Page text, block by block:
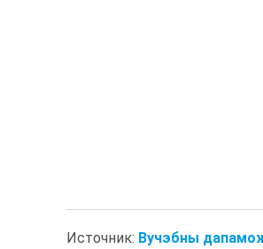
Источник: Вучэбны